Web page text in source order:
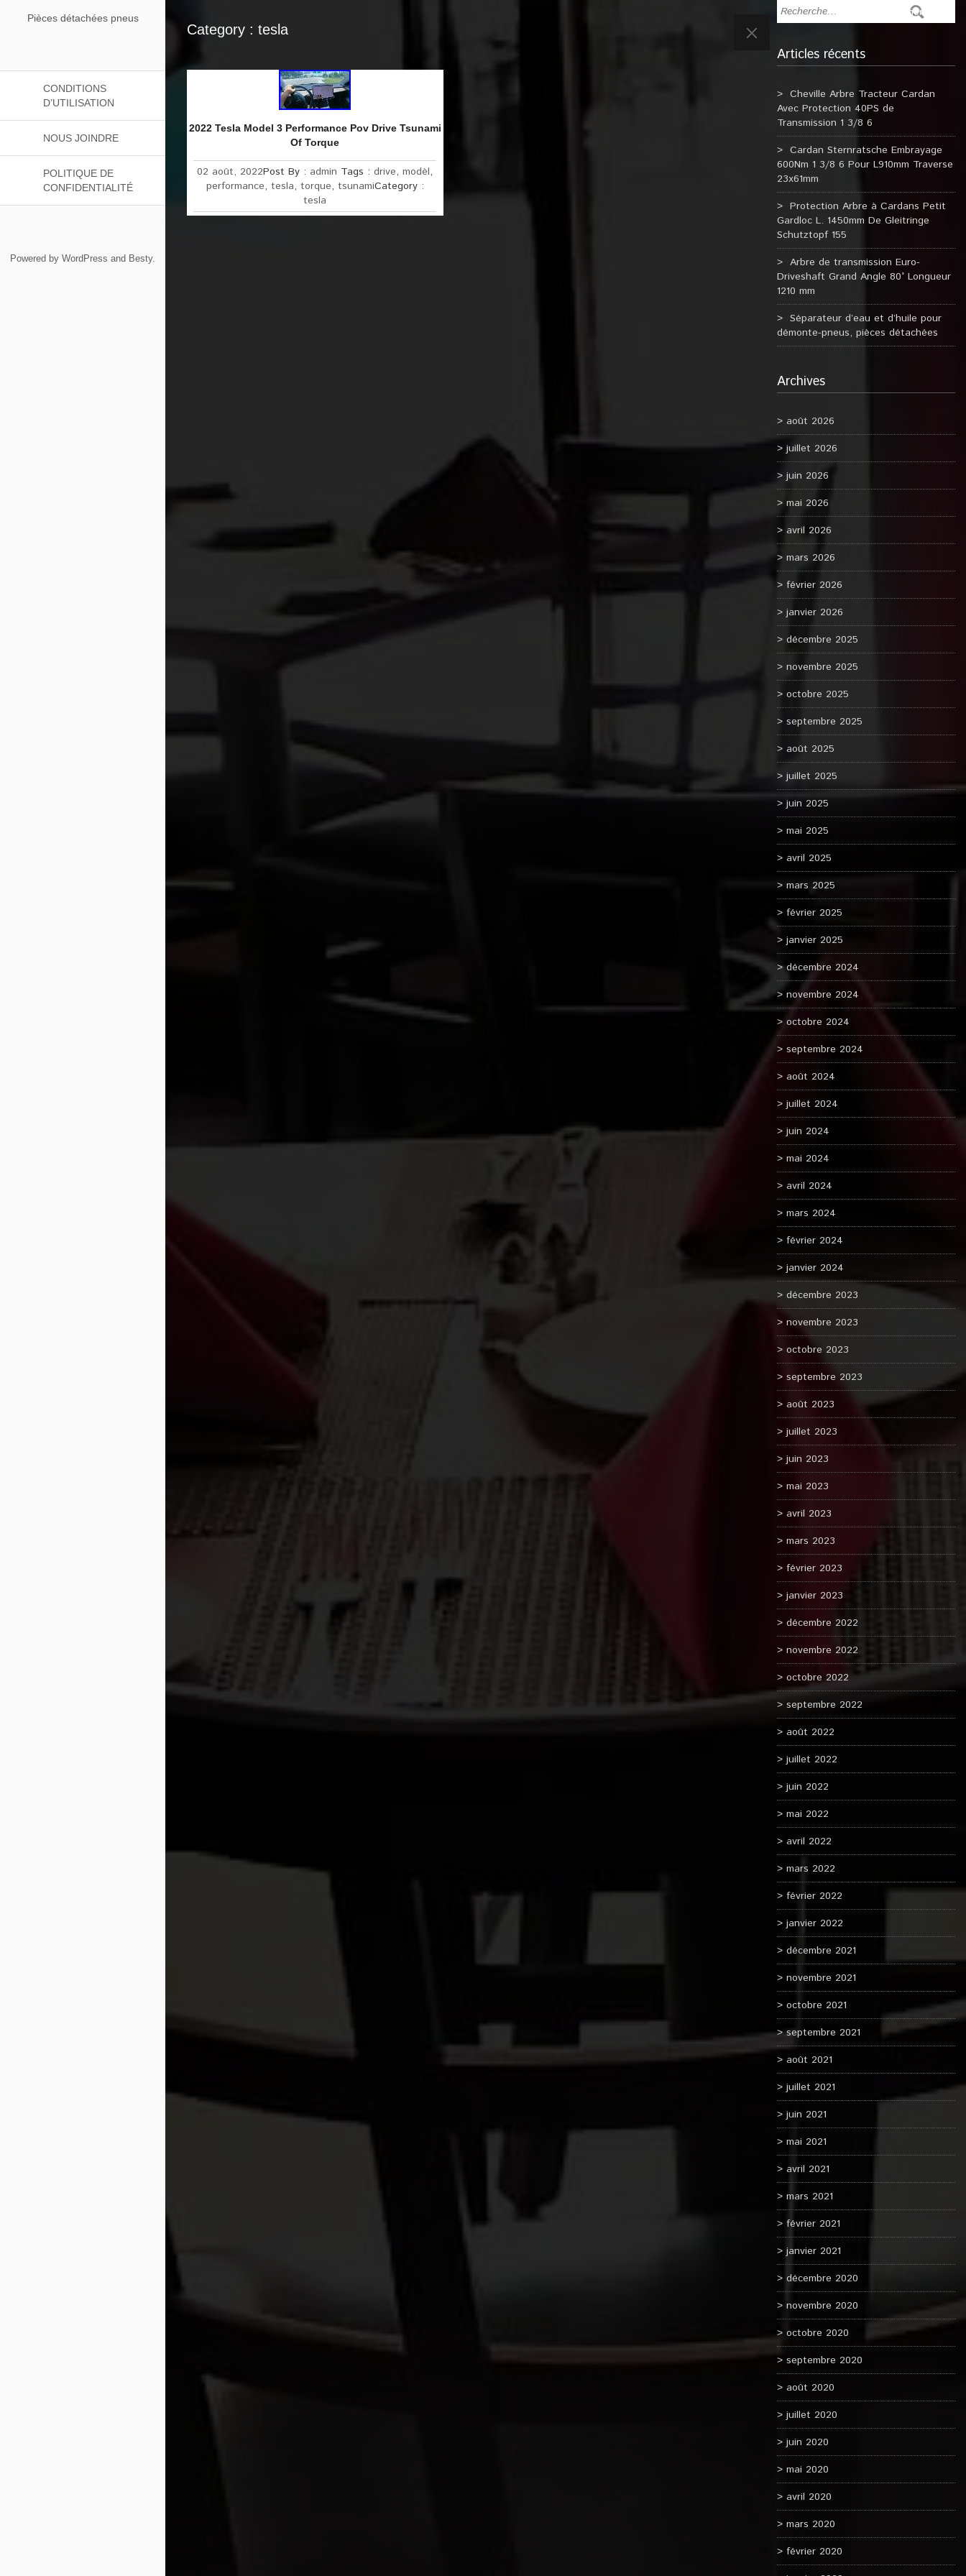
Pièces détachées pneus
CONDITIONS
D’UTILISATION
NOUS JOINDRE
POLITIQUE DE
CONFIDENTIALITÉ
Powered by WordPress and Besty.
Category : tesla
2022 Tesla Model 3 Performance Pov Drive Tsunami
Of Torque
02 août, 2022Post By : admin Tags :drive,modèl,
performance, tesla, torque, tsunamiCategory :
tesla
Articles récents
Cheville Arbre Tracteur Cardan
Avec Protection 40PS de
Transmission 1 3/8 6
Cardan Sternratsche Embrayage
600Nm 1 3/8 6 Pour L910mm Traverse
23x61mm
Protection Arbre à Cardans Petit
Gardloc L. 1450mm De Gleitringe
Schutztopf 155
Arbre de transmission Euro-
Driveshaft Grand Angle 80° Longueur
1210 mm
Séparateur d’eau et d’huile pour
démonte-pneus, pièces détachées
Archives
août 2026
juillet 2026
juin 2026
mai 2026
avril 2026
mars 2026
février 2026
janvier 2026
décembre 2025
novembre 2025
octobre 2025
septembre 2025
août 2025
juillet 2025
juin 2025
mai 2025
avril 2025
mars 2025
février 2025
janvier 2025
décembre 2024
novembre 2024
octobre 2024
septembre 2024
août 2024
juillet 2024
juin 2024
mai 2024
avril 2024
mars 2024
février 2024
janvier 2024
décembre 2023
novembre 2023
octobre 2023
septembre 2023
août 2023
juillet 2023
juin 2023
mai 2023
avril 2023
mars 2023
février 2023
janvier 2023
décembre 2022
novembre 2022
octobre 2022
septembre 2022
août 2022
juillet 2022
juin 2022
mai 2022
avril 2022
mars 2022
février 2022
janvier 2022
décembre 2021
novembre 2021
octobre 2021
septembre 2021
août 2021
juillet 2021
juin 2021
mai 2021
avril 2021
mars 2021
février 2021
janvier 2021
décembre 2020
novembre 2020
octobre 2020
septembre 2020
août 2020
juillet 2020
juin 2020
mai 2020
avril 2020
mars 2020
février 2020